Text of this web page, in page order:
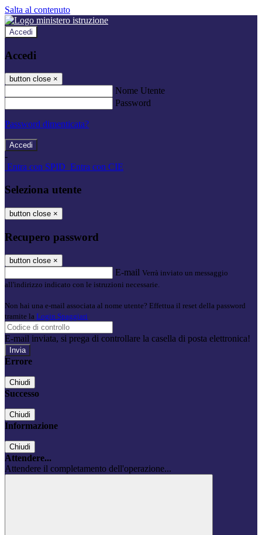
Salta al contenuto
Accedi
Accedi
button close ×
Nome Utente
Password
Password dimenticata?
-
Entra con SPID Entra con CIE
Seleziona utente
button close ×
Recupero password
button close ×
E-mail Verrà inviato un messaggio
all'indirizzo indicato con le istruzioni necessarie.
Non hai una e-mail associata al nome utente? Effettua il reset della password
tramite la Login Spaggiari
E-mail inviata, si prega di controllare la casella di posta elettronica!
Errore
Chiudi
Successo
Chiudi
Informazione
Chiudi
Attendere...
Attendere il completamento dell'operazione...